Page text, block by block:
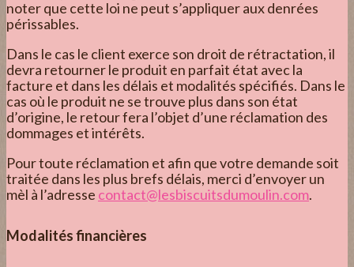
noter que cette loi ne peut s’appliquer aux denrées
périssables.
Dans le cas le client exerce son droit de rétractation, il
devra retourner le produit en parfait état avec la
facture et dans les délais et modalités spécifiés. Dans le
cas où le produit ne se trouve plus dans son état
d’origine, le retour fera l’objet d’une réclamation des
dommages et intérêts.
Pour toute réclamation et afin que votre demande soit
traitée dans les plus brefs délais, merci d’envoyer un
mèl à l’adresse contact@lesbiscuitsdumoulin.com.
Modalités financières